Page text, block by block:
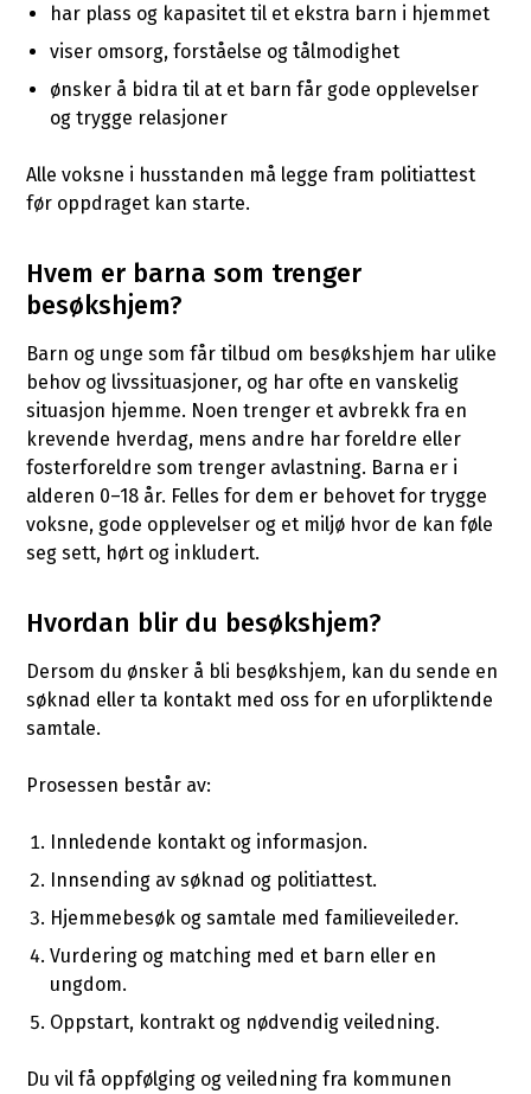
har plass og kapasitet til et ekstra barn i hjemmet
viser omsorg, forståelse og tålmodighet
ønsker å bidra til at et barn får gode opplevelser
og trygge relasjoner
Alle voksne i husstanden må legge fram politiattest
før oppdraget kan starte.
Hvem er barna som trenger
besøkshjem?
Barn og unge som får tilbud om besøkshjem har ulike
behov og livssituasjoner, og har ofte en vanskelig
situasjon hjemme. Noen trenger et avbrekk fra en
krevende hverdag, mens andre har foreldre eller
fosterforeldre som trenger avlastning. Barna er i
alderen 0–18 år. Felles for dem er behovet for trygge
voksne, gode opplevelser og et miljø hvor de kan føle
seg sett, hørt og inkludert.
Hvordan blir du besøkshjem?
Dersom du ønsker å bli besøkshjem, kan du sende en
søknad eller ta kontakt med oss for en uforpliktende
samtale.
Prosessen består av:
Innledende kontakt og informasjon.
Innsending av søknad og politiattest.
Hjemmebesøk og samtale med familieveileder.
Vurdering og matching med et barn eller en
ungdom.
Oppstart, kontrakt og nødvendig veiledning.
Du vil få oppfølging og veiledning fra kommunen